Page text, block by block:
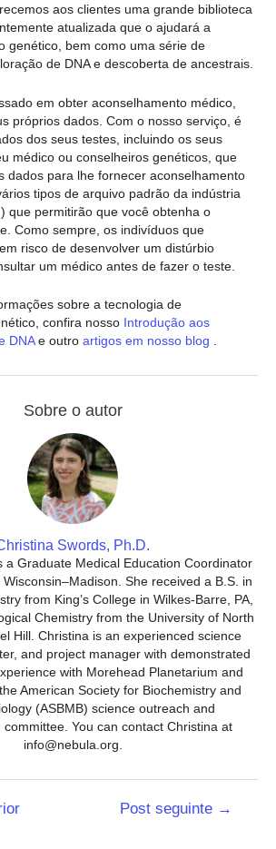
aos clientes uma grande biblioteca
atualizada que o ajudará a
genético, bem como uma série de
de DNA e descoberta de ancestrais.
em obter aconselhamento médico,
próprios dados. Com o nosso serviço, é
dos seus testes, incluindo os seus
médico ou conselheiros genéticos, que
dados para lhe fornecer aconselhamento
tipos de arquivo padrão da indústria
que permitirão que você obtenha o
Como sempre, os indivíduos que
risco de desenvolver um distúrbio
um médico antes de fazer o teste.
sobre a tecnologia de
confira nosso Introdução aos
DNAe outro artigos em nosso blog
Sobre o autor
Swords, Ph.D.
a Graduate Medical Education Coordinator
She received a B.S. in
from King’s College in Wilkes-Barre, PA,
Chemistry from the University of North
Hill. Christina is an experienced science
and project manager with demonstrated
with Morehead Planetarium and
American Society for Biochemistry and
(ASBMB) science outreach and
You can contact Christina at
info@nebula.org.
Post seguinte →